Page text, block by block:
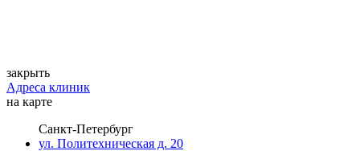
закрыть
Адреса клиник
на карте
Санкт-Петербург
ул. Политехническая д. 20